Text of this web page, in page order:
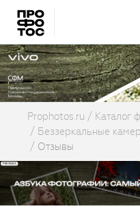
Prophotos.ru
Каталог
Беззеркальные
Отзывы